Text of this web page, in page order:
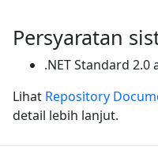
Persyaratan
.NET Standard
Lihat Repository
detail lebih lanjut.